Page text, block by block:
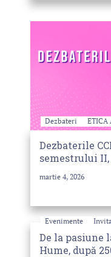
Dezbateri ETICA
Dezbaterile
semestrului II,
martie 4, 2026
Evenimente
De la pasiune
Hume, după